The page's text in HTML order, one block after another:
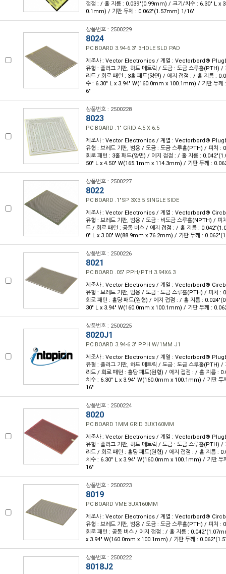
접점 : / 홀 지름 : 0.039"(0.99mm) / 크기/치수 : 6.30" L x
0.1mm) / 기판 두께 : 0.062"(1.57mm) 1/16"
상품번호 : 2500229
8024
PC BOARD 3.94-6.3" 3HOLE SLD PAD
제조사 : Vector Electronics / 계열 : Vectorbord®
유형 : 플러그 기판, 하드 메트릭 / 도금 : 도금 스루홀(PTH)
리드 / 회로 패턴 : 3홀 패드(양면) / 에지 접점 : / 홀 지름 :
수 : 6.30" L x 3.94" W(160.0mm x 100.1mm) / 기판 두
6"
상품번호 : 2500228
8023
PC BOARD .1" GRID 4.5 X 6.5
제조사 : Vector Electronics / 계열 : Vectorbord®
유형 : 브레드 기판, 범용 / 도금 : 도금 스루홀(PTH) / 피치
회로 패턴 : 3홀 패드(양면) / 에지 접점 : / 홀 지름 :
50" L x 4.50" W(165.1mm x 114.3mm) / 기판 두께 :
상품번호 : 2500227
8022
PC BOARD .1"SP 3X3.5 SINGLE SIDE
제조사 : Vector Electronics / 계열 : Vectorbord®
유형 : 브레드 기판, 범용 / 도금 : 비도금 스루홀(NPTH) /
드 / 회로 패턴 : 공통 버스 / 에지 접점 : / 홀 지름 :
0" L x 3.00" W(88.9mm x 76.2mm) / 기판 두께 :
상품번호 : 2500226
8021
PC BOARD .05" PPH/PTH 3.94X6.3
제조사 : Vector Electronics / 계열 : Vectorbord®
유형 : 브레드 기판, 범용 / 도금 : 도금 스루홀(PTH) / 피치
회로 패턴 : 홀당 패드(원형) / 에지 접점 : / 홀 지름 :
30" L x 3.94" W(160.0mm x 100.1mm) / 기판 두께 :
상품번호 : 2500225
8020J1
PC BOARD 3.94-6.3" PPH W/1MM J1
제조사 : Vector Electronics / 계열 : Vectorbord®
유형 : 플러그 기판, 하드 메트릭 / 도금 : 도금 스루홀(PTH)
리드 / 회로 패턴 : 홀당 패드(원형) / 에지 접점 : / 홀 지름 :
치수 : 6.30" L x 3.94" W(160.0mm x 100.1mm) / 기판
16"
상품번호 : 2500224
8020
PC BOARD 1MM GRID 3UX160MM
제조사 : Vector Electronics / 계열 : Vectorbord®
유형 : 플러그 기판, 하드 메트릭 / 도금 : 도금 스루홀(PTH)
리드 / 회로 패턴 : 홀당 패드(원형) / 에지 접점 : / 홀 지름 :
치수 : 6.30" L x 3.94" W(160.0mm x 100.1mm) / 기판
16"
상품번호 : 2500223
8019
PC BOARD VME 3UX160MM
제조사 : Vector Electronics / 계열 : Vectorbord®
유형 : 브레드 기판, 범용 / 도금 : 도금 스루홀(PTH) / 피치
회로 패턴 : 공통 버스 / 에지 접점 : / 홀 지름 :
x 3.94" W(160.0mm x 100.1mm) / 기판 두께 :
상품번호 : 2500222
8018J2